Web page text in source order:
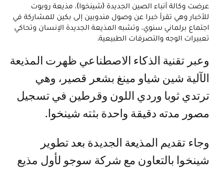
عرضت وكالة أنباء الصين الجديدة (شينخوا)، مذيعة روبوت
للأخبار وهي تقرأ خبرا عن وصول مندوبين إلى بكين للمشاركة في
اجتماع برلماني سنوي، وتشبه المذيعة الجديدة الإنسان وتحاكي
تعبيرات الوجه والتصرفات الطبيعية.
وعبر تقنية الذكاء الاصطناعي ظهرت المذيعة
الآلية شين شياو مينغ بشعر قصير، وهي
ترتدي ثوبا وردي اللون وقرطين في تسجيل
مصور مدته دقيقة واحدة بثته شينخوا.
وجاء تقديم المذيعة الجديدة بعد تطوير
شينخوا بالتعاون مع شركة سوجو لأول مذيع